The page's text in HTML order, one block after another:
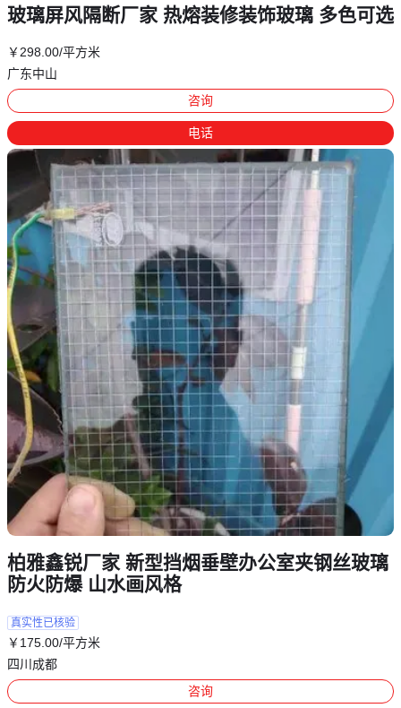
玻璃屏风隔断厂家 热熔装修装饰玻璃 多色可选
￥298.00/平方米
广东中山
咨询
电话
柏雅鑫锐厂家 新型挡烟垂壁办公室夹钢丝玻璃
防火防爆 山水画风格
真实性已核验
￥ 175.00/平方米
四川成都
咨询